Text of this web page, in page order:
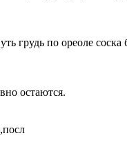
грудь по ореоле соска
остаются.